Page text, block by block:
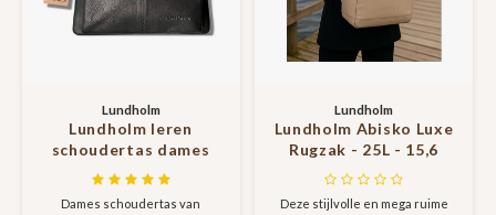
Lundholm
Lundholm leren
schoudertas dames
groot zwart -
schoudertassen
Dames schoudertas van
Lundholm
Lundholm Abisko Luxe
Rugzak - 25L - 15,6
Inch - Laptop Rugzak
Handbagage Geschikt
Deze stijlvolle en mega ruime